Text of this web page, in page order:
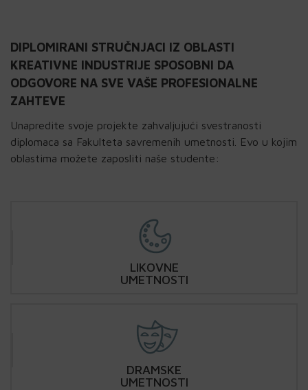
DIPLOMIRANI STRUČNJACI IZ OBLASTI
KREATIVNE INDUSTRIJE SPOSOBNI DA
ODGOVORE NA SVE VAŠE PROFESIONALNE
ZAHTEVE
Unapredite svoje projekte zahvaljujući svestranosti
diplomaca sa Fakulteta savremenih umetnosti. Evo u kojim
oblastima možete zaposliti naše studente:
LIKOVNE
UMETNOSTI
DRAMSKE
UMETNOSTI